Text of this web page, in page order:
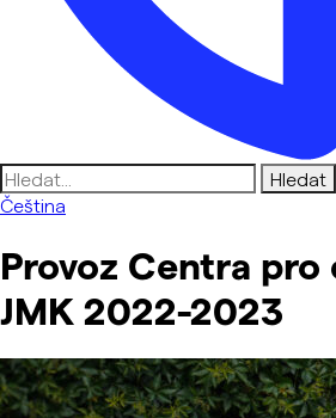
Vyhledávání
Čeština
Provoz Centra pro
JMK 2022-2023